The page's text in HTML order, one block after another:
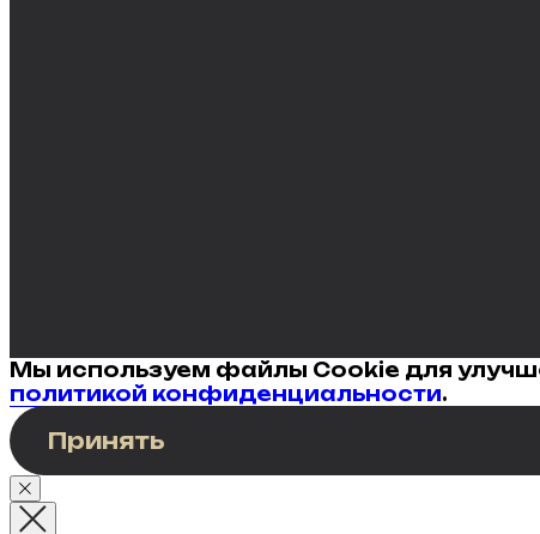
Мы используем файлы Cookie для
политикой конфиденциальности.
Принять